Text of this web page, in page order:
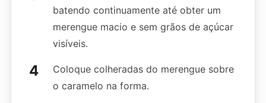
batendo continuamente até obter um
merengue macio e sem grãos de açúcar
visíveis.
Coloque colheradas do merengue sobre
o caramelo na forma.